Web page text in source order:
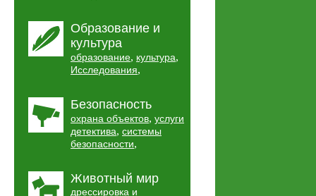
Образование и
культура
образование, культура,
Исследования,
Безопасность
охрана объектов, услуги
детектива, системы
безопасности,
Животный мир
дрессировка и